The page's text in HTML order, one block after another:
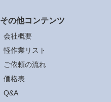
その他コンテンツ
会社概要
軽作業リスト
ご依頼の流れ
価格表
Q&A